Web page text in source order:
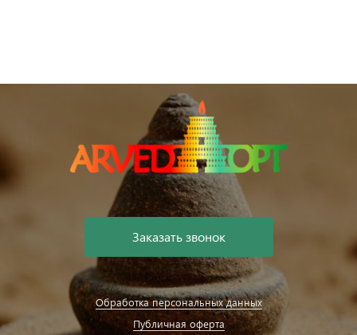
Заказать звонок
Обработка персональных данных
Публичная оферта